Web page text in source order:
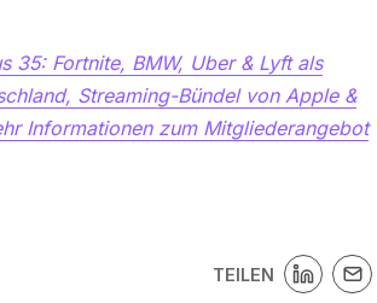
35: Fortnite, BMW, Uber & Lyft als
Streaming-Bündel von Apple &
Informationen zum Mitgliederangebot
TEILEN